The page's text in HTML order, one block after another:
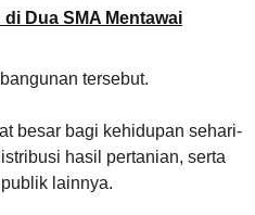
Dua SMA Mentawai
tersebut.
besar bagi kehidupan sehari-
hasil pertanian, serta
lainnya.